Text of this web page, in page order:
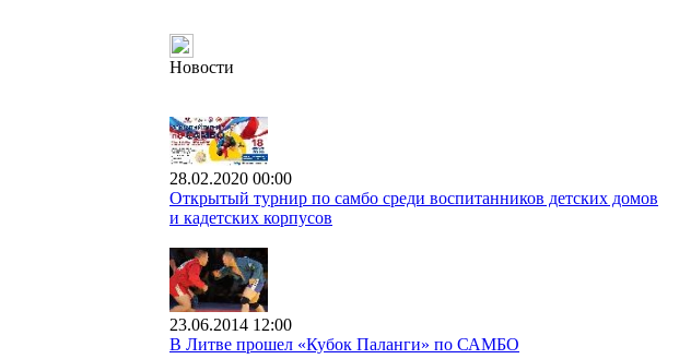
Новости
28.02.2020 00:00
Открытый турнир по самбо среди воспитанников детских домов
и кадетских корпусов
23.06.2014 12:00
В Литве прошел «Кубок Паланги» по САМБО